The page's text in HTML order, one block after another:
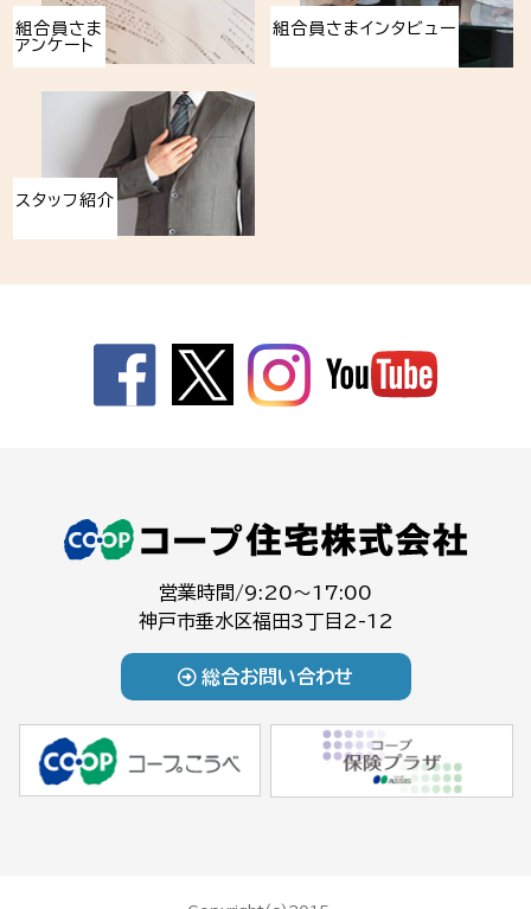
組合員さま
アンケート
組合員さまインタビュー
スタッフ紹介
営業時間/9:20～17:00
神戸市垂水区福田3丁目2-12
総合お問い合わせ